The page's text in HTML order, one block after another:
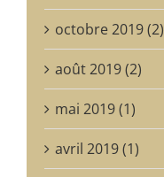
octobre 2019 (2)
août 2019 (2)
mai 2019 (1)
avril 2019 (1)